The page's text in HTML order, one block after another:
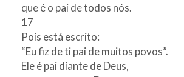
que é o pai de todos nós.
17
Pois está escrito:
“Eu fiz de ti pai de muitos povos”.
Ele é pai diante de Deus,